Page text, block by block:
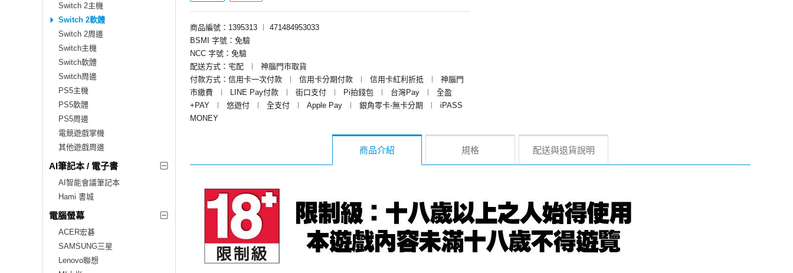
Switch 2主機
Switch 2軟體
Switch 2周邊
Switch主機
Switch軟體
Switch周邊
PS5主機
PS5軟體
PS5周邊
電競遊戲掌機
其他遊戲周邊
AI筆記本 / 電子書
AI智能會議筆記本
Hami 書城
電腦螢幕
ACER宏碁
SAMSUNG三星
Lenovo聯想
商品編號：1395313 ︱
471484953033
BSMI 字號：免驗
NCC 字號：免驗
配送方式：宅配
︱
神腦門市取貨
付款方式：信用卡一次付款
︱ 信用卡分期付款 ︱ 信用卡紅利折抵 ︱
神腦門
市繳費
︱ LINE Pay付款 ︱ 街口支付 ︱ Pi拍錢包 ︱ 台灣Pay ︱
全盈
+PAY
︱ 悠遊付 ︱ 全支付 ︱ Apple Pay ︱ 銀角零卡-無卡分期 ︱
iPASS
MONEY
商品介紹 規格 配送與退貨說明